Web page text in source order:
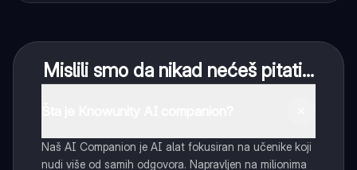
Mislili smo da nikad nećeš pitati...
Naš AI Companion je AI alat fokusiran na učenike koji
nudi više od samih odgovora. Napravljen na milionima